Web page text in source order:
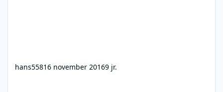
hans55816 november 20169 jr.